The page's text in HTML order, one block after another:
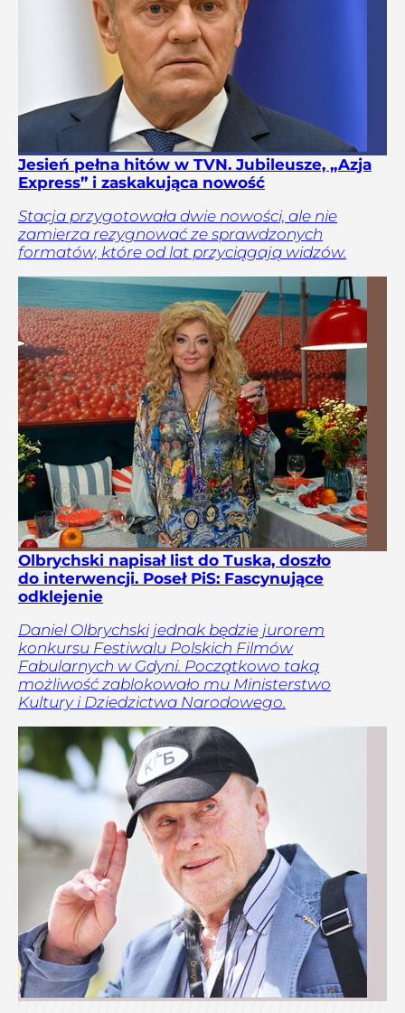
Jesień pełna hitów w TVN. Jubileusze, „Azja
Express” i zaskakująca nowość
Stacja przygotowała dwie nowości, ale nie
zamierza rezygnować ze sprawdzonych
formatów, które od lat przyciągają widzów.
Olbrychski napisał list do Tuska, doszło
do interwencji. Poseł PiS: Fascynujące
odklejenie
Daniel Olbrychski jednak będzie jurorem
konkursu Festiwalu Polskich Filmów
Fabularnych w Gdyni. Początkowo taką
możliwość zablokowało mu Ministerstwo
Kultury i Dziedzictwa Narodowego.